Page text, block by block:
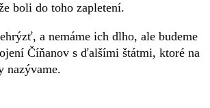
boli do toho zapletení.
a nemáme ich dlho, ale budeme
Číňanov s ďalšími štátmi, ktoré na
nazývame.